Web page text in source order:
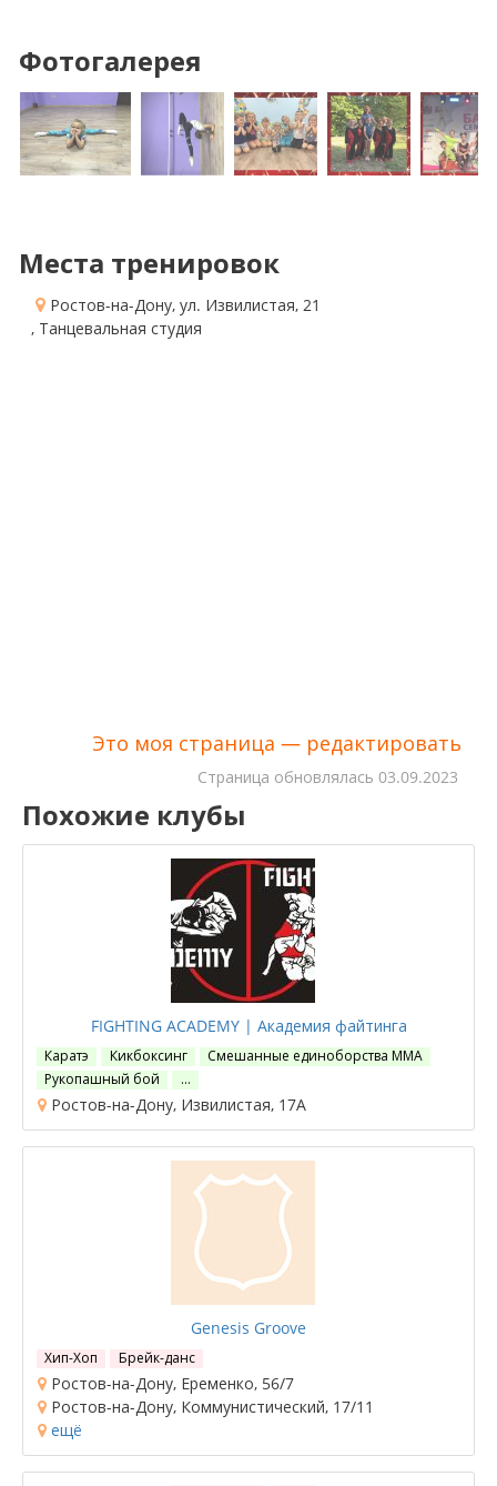
Фотогалерея
Места тренировок
Ростов-на-Дону, ул. Извилистая, 21
, Танцевальная студия
Это моя страница — редактировать
Cтраница обновлялась 03.09.2023
Похожие клубы
FIGHTING ACADEMY | Академия файтинга
Каратэ Кикбоксинг
Смешанные единоборства ММА
Рукопашный бой
…
Ростов-на-Дону, Извилистая, 17А
Genesis Groove
Хип-Хоп Брейк-данс
Ростов-на-Дону, Еременко, 56/7
Ростов-на-Дону, Коммунистический, 17/11
ещё